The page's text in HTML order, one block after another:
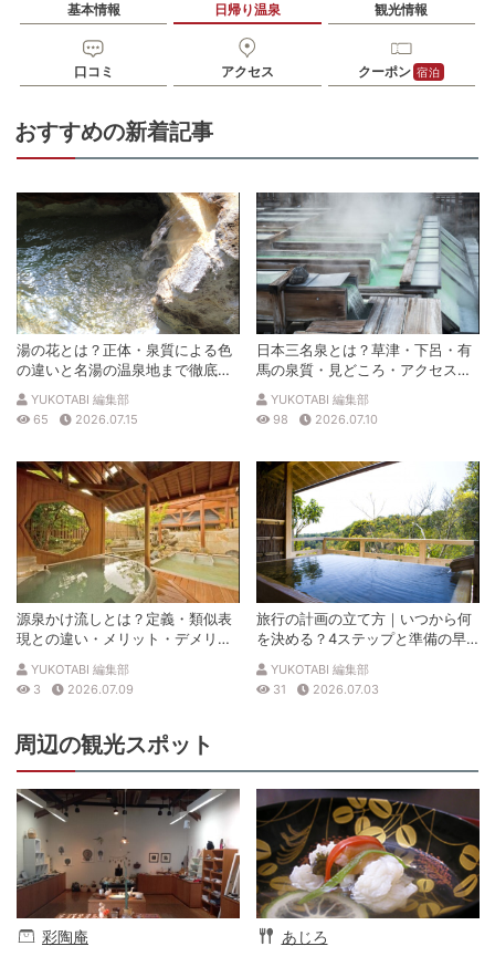
基本情報 日帰り温泉 観光情報
口コミ アクセス クーポン 宿泊
おすすめの新着記事
湯の花とは？正体・泉質による色
の違いと名湯の温泉地まで徹底解
説
YUKOTABI 編集部
65
2026.07.15
日本三名泉とは？草津・下呂・有
馬の泉質・見どころ・アクセスを
徹底解説
YUKOTABI 編集部
98
2026.07.10
源泉かけ流しとは？定義・類似表
現との違い・メリット・デメリッ
トを解説
YUKOTABI 編集部
3
2026.07.09
旅行の計画の立て方｜いつから何
を決める？4ステップと準備の早
見表
YUKOTABI 編集部
31
2026.07.03
周辺の観光スポット
彩陶庵 あじろ